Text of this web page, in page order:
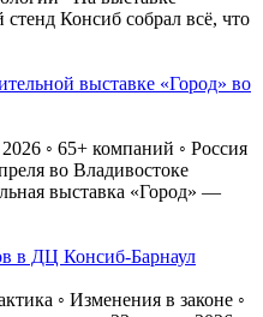
Консиб собрал всё, что
выставке «Город» во
◦ 65+ компаний ◦ Россия
во Владивостоке
выставка «Город» —
в ДЦ Консиб-Барнаул
◦ Изменения в законе ◦